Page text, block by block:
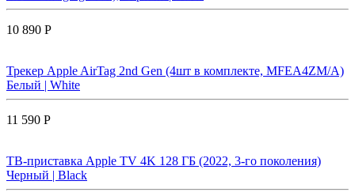
10 890 Р
Трекер Apple AirTag 2nd Gen (4шт в комплекте, MFEA4ZM/A)
Белый | White
11 590 Р
ТВ-приставка Apple TV 4K 128 ГБ (2022, 3-го поколения)
Черный | Black